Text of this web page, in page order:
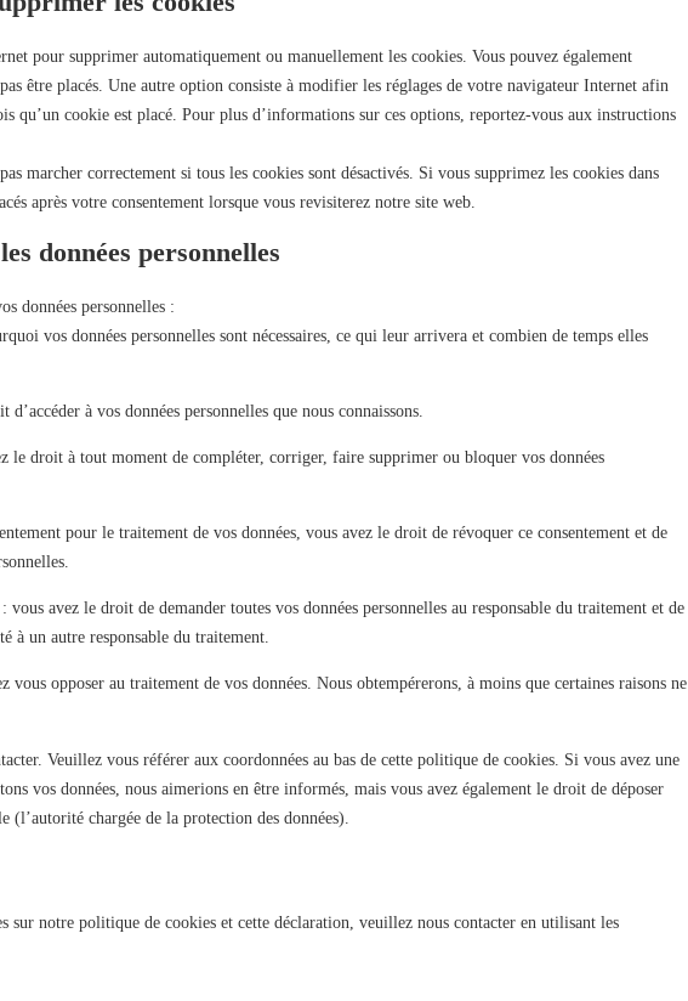
pour supprimer automatiquement ou manuellement les cookies. Vous pouvez également
être placés. Une autre option consiste à modifier les réglages de votre navigateur Internet afin
qu’un cookie est placé. Pour plus d’informations sur ces options, reportez-vous aux instructions
marcher correctement si tous les cookies sont désactivés. Si vous supprimez les cookies dans
après votre consentement lorsque vous revisiterez notre site web.
données personnelles
données personnelles :
vos données personnelles sont nécessaires, ce qui leur arrivera et combien de temps elles
à vos données personnelles que nous connaissons.
le droit à tout moment de compléter, corriger, faire supprimer ou bloquer vos données
pour le traitement de vos données, vous avez le droit de révoquer ce consentement et de
avez le droit de demander toutes vos données personnelles au responsable du traitement et de
à un autre responsable du traitement.
opposer au traitement de vos données. Nous obtempérerons, à moins que certaines raisons ne
Veuillez vous référer aux coordonnées au bas de cette politique de cookies. Si vous avez une
vos données, nous aimerions en être informés, mais vous avez également le droit de déposer
(l’autorité chargée de la protection des données).
sur notre politique de cookies et cette déclaration, veuillez nous contacter en utilisant les